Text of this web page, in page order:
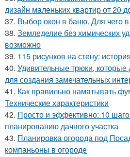
дизайн маленьких квартир от 20
37. Выбор окон в баню. Для чего
38. Земледелие без химических
возможно
39. 115 рисунков на стену:
40. Удивительные трюки,
для создания замечательных
41. Как правильно наматывать
Технические характеристики
42. Просто и эффективно: 10
планированию дачного участка
43. Планировка огорода под
компаньоны в огороде